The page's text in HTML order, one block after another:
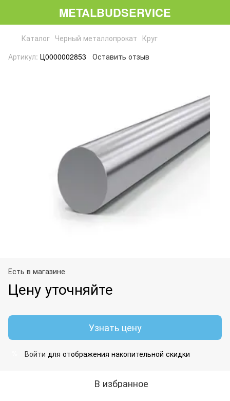
METALBUDSERVICE
Каталог Черный металлопрокат Круг
Артикул: Ц0000002853 Оставить отзыв
Есть в магазине
Цену уточняйте
Узнать цену
Войти для отображения накопительной скидки
В избранное